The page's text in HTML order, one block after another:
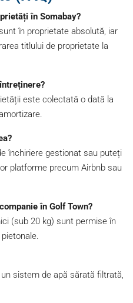
în Somabay?
în proprietate absolută, iar
titlului de proprietate la
este colectată o dată la
închiriere gestionat sau puteți
platforme precum Airbnb sau
în Golf Town?
(sub 20 kg) sunt permise în
sistem de apă sărată filtrată,